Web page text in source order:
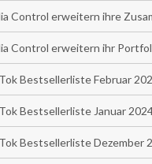
Control erweitern ihre
Control erweitern ihr
Bestsellerliste Februar
Bestsellerliste Januar
Bestsellerliste Dezember